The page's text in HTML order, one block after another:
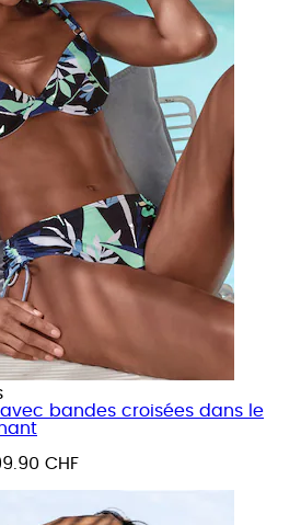
bandes croisées dans le
CHF